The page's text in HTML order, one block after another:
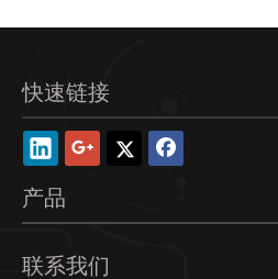
快速链接
产品
联系我们